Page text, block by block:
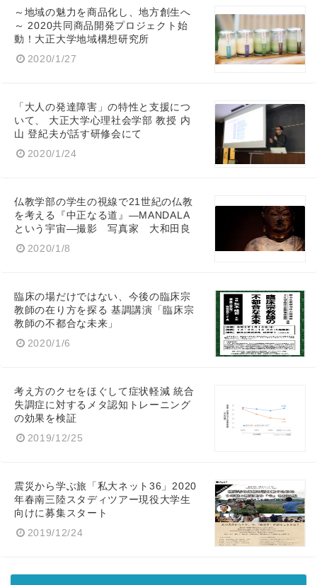
～地域の魅力を商品化し、地方創生へ
～ 2020共同商品開発プロジェクト始
動！大正大学地域構想研究所
2020/1/27
「大人の発達障害」の特性と支援につ
いて、 大正大学心理社会学部 教授 内
山 登紀夫が話す研修会にて
2020/1/24
仏教学部の学生の視線で21世紀の仏教
を考える『中正なる道』―MANDALA
という宇宙―撮影 写真家 大和田良
2020/1/8
臨床の場だけではない、今後の臨床宗
教師の在り方を探る 基調講演「臨床宗
教師の不都合な未来」
2020/1/6
考え方のクセをほぐして症状軽減 統合
失調症に対するメタ認知トレーニング
の効果を検証
2019/12/25
震災から学ぶ旅「私大ネット36」2020
年春南三陸スタディツアー現役大学生
向けに募集スタート
2019/12/24
English